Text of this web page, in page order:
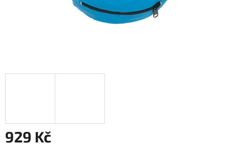
929 Kč